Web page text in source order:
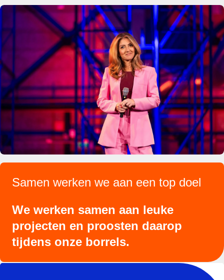
Samen werken we aan een top doel
We werken samen aan leuke
projecten en proosten daarop
tijdens onze borrels.